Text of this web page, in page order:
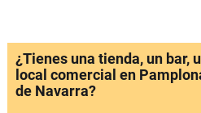
¿Tienes una tienda, un bar,
local comercial en
de Navarra?